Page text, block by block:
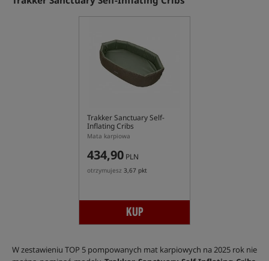
Trakker Sanctuary Self-
Inflating Cribs
Mata karpiowa
434,90 PLN
otrzymujesz 3,67 pkt
KUP
W zestawieniu TOP 5 pompowanych mat karpiowych na 2025 rok nie